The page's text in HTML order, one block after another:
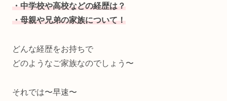
・中学校や高校などの経歴は？
・母親や兄弟の家族について！
どんな経歴をお持ちで
どのようなご家族なのでしょう〜
それでは〜早速〜